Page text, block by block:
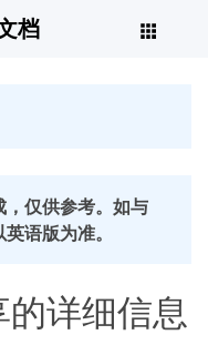
档
仅供参考。如与
语版为准。
的详细信息